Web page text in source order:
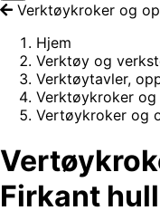
Verktøykroker og
Hjem
Verktøy og
Verktøytavler,
Verktøykroker og
Vertøykroker og
Firkant hull